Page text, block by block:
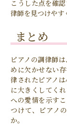
こうした点を確
律師を見つけやす
まとめ
ピアノの調律師
めに欠かせない
律されたピアノ
に大きくしてく
への愛情を示す
つけて、ピアノ
か。